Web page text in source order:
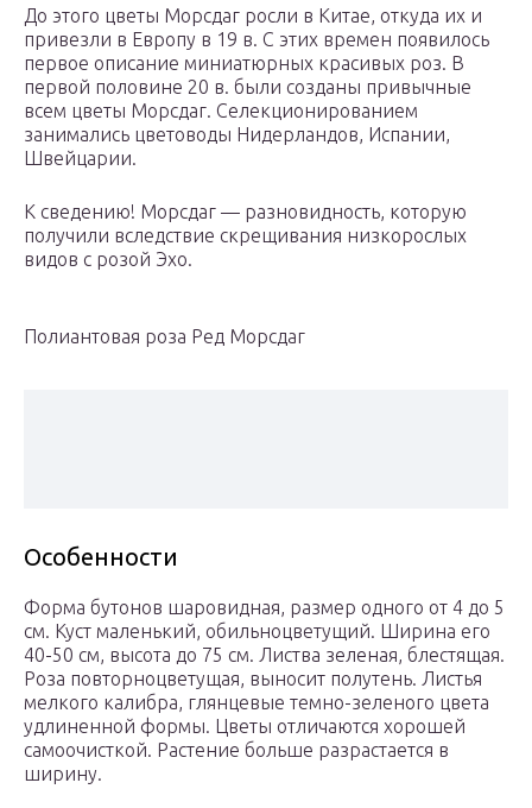
До этого цветы Морсдаг росли в Китае, откуда их и
привезли в Европу в 19 в. С этих времен появилось
первое описание миниатюрных красивых роз. В
первой половине 20 в. были созданы привычные
всем цветы Морсдаг. Селекционированием
занимались цветоводы Нидерландов, Испании,
Швейцарии.
К сведению! Морсдаг — разновидность, которую
получили вследствие скрещивания низкорослых
видов с розой Эхо.
Полиантовая роза Ред Морсдаг
Особенности
Форма бутонов шаровидная, размер одного от 4 до 5
см. Куст маленький, обильноцветущий. Ширина его
40-50 см, высота до 75 см. Листва зеленая, блестящая.
Роза повторноцветущая, выносит полутень. Листья
мелкого калибра, глянцевые темно-зеленого цвета
удлиненной формы. Цветы отличаются хорошей
самоочисткой. Растение больше разрастается в
ширину.